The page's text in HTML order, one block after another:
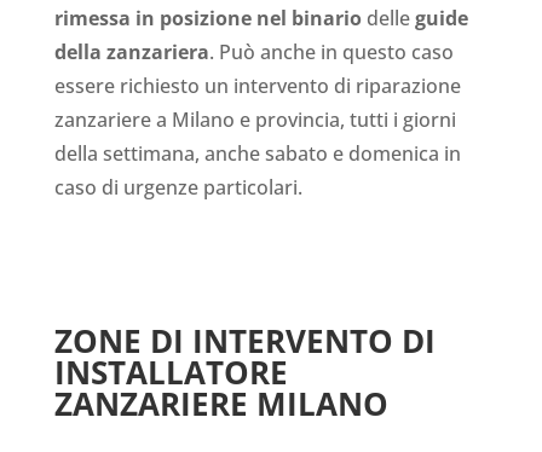
rimessa in posizione nel binariodelleguide
della zanzariera. Può anche in questo caso
essere richiesto un intervento di riparazione
zanzariere a Milano e provincia, tutti i giorni
della settimana, anche sabato e domenica in
caso di urgenze particolari.
ZONE DI INTERVENTO DI
INSTALLATORE
ZANZARIERE MILANO